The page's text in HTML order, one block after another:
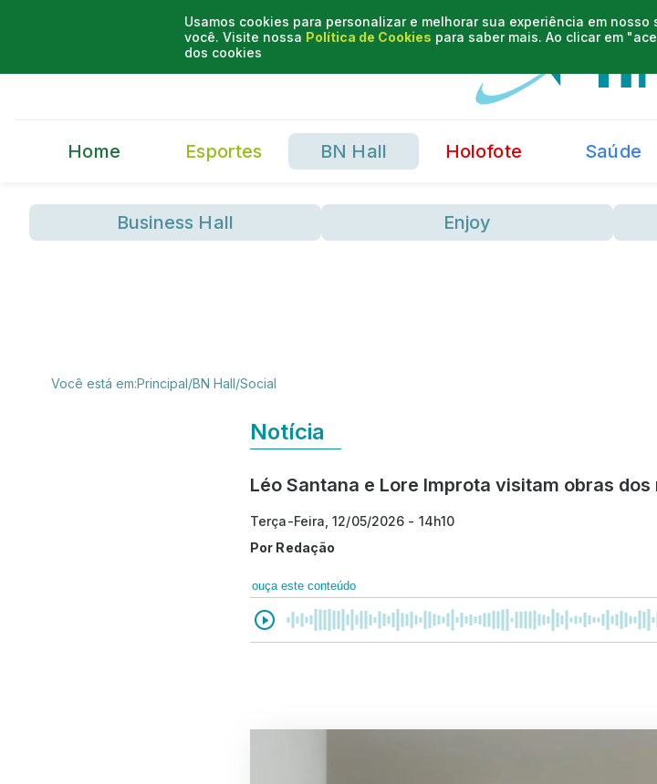
Usamos cookies para personalizar e melhorar sua experiência em
você. Visite nossa Política de Cookies para saber mais. Ao clicar em
dos cookies
Home Esportes BN Hall Holofote Saúde
Business Hall Enjoy
Você está em:Principal/BN Hall/Social
Notícia
Léo Santana e Lore Improta visitam obras dos
Terça-Feira, 12/05/2026 - 14h10
Por Redação
ouça este conteúdo